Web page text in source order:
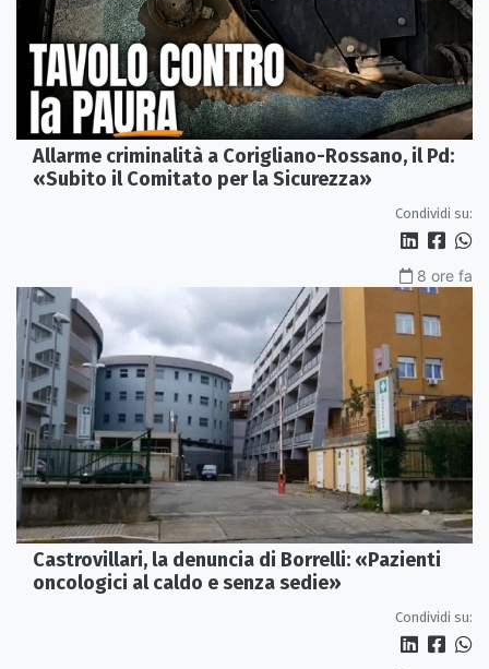
Allarme criminalità a Corigliano-Rossano, il Pd:
«Subito il Comitato per la Sicurezza»
Condividi su:
8 ore fa
Castrovillari, la denuncia di Borrelli: «Pazienti
oncologici al caldo e senza sedie»
Condividi su: